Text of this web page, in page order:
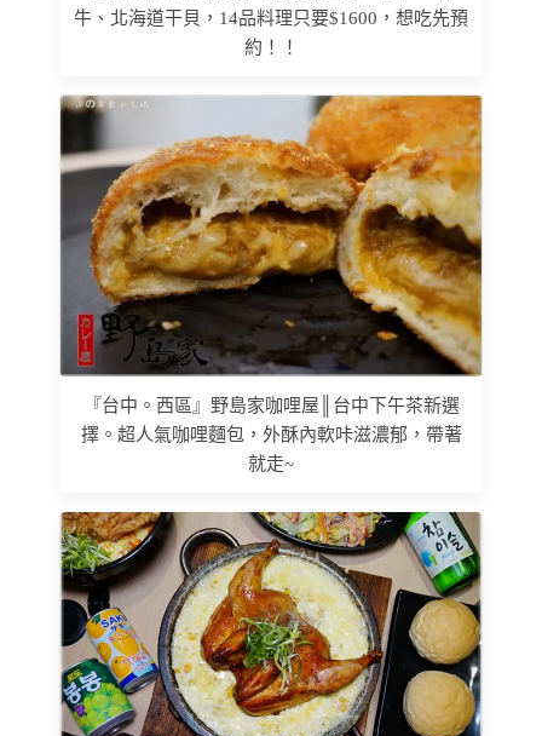
牛、北海道干貝，14品料理只要$1600，想吃先預
約！！
『台中。西區』野島家咖哩屋║台中下午茶新選
擇。超人氣咖哩麵包，外酥內軟咔滋濃郁，帶著
就走~